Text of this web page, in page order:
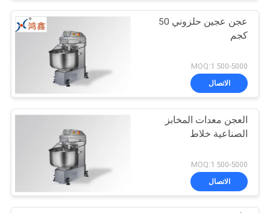
عجن عجين حلزوني 50
كجم
500-5000 MOQ:1
الاتصال
العجن معدات المخابز
الصناعية خلاط
500-5000 MOQ:1
الاتصال